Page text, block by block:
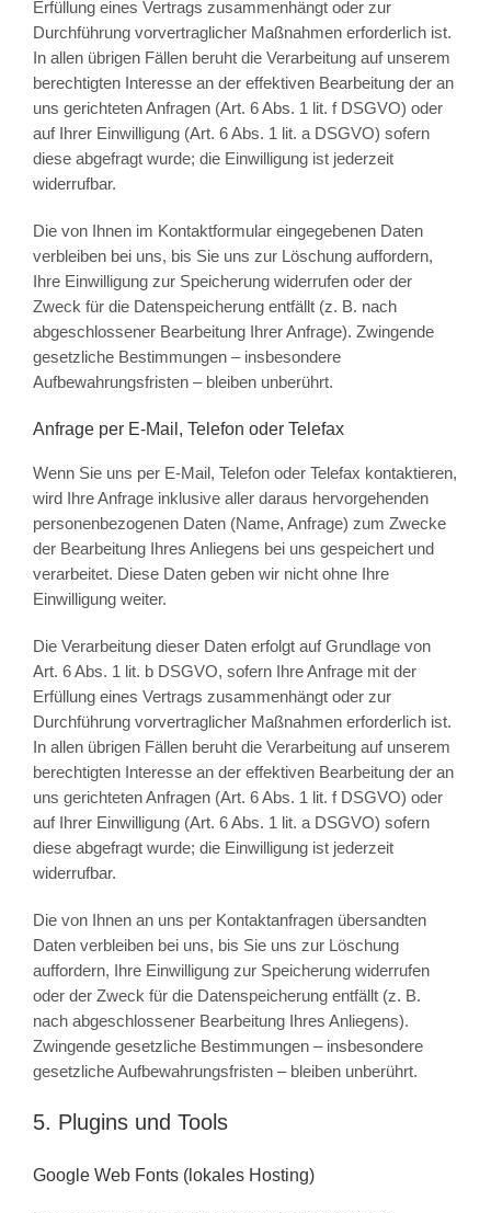
Erfüllung eines Vertrags zusammenhängt oder zur
Durchführung vorvertraglicher Maßnahmen erforderlich ist.
In allen übrigen Fällen beruht die Verarbeitung auf unserem
berechtigten Interesse an der effektiven Bearbeitung der an
uns gerichteten Anfragen (Art. 6 Abs. 1 lit. f DSGVO) oder
auf Ihrer Einwilligung (Art. 6 Abs. 1 lit. a DSGVO) sofern
diese abgefragt wurde; die Einwilligung ist jederzeit
widerrufbar.
Die von Ihnen im Kontaktformular eingegebenen Daten
verbleiben bei uns, bis Sie uns zur Löschung auffordern,
Ihre Einwilligung zur Speicherung widerrufen oder der
Zweck für die Datenspeicherung entfällt (z. B. nach
abgeschlossener Bearbeitung Ihrer Anfrage). Zwingende
gesetzliche Bestimmungen – insbesondere
Aufbewahrungsfristen – bleiben unberührt.
Anfrage per E-Mail, Telefon oder Telefax
Wenn Sie uns per E-Mail, Telefon oder Telefax kontaktieren,
wird Ihre Anfrage inklusive aller daraus hervorgehenden
personenbezogenen Daten (Name, Anfrage) zum Zwecke
der Bearbeitung Ihres Anliegens bei uns gespeichert und
verarbeitet. Diese Daten geben wir nicht ohne Ihre
Einwilligung weiter.
Die Verarbeitung dieser Daten erfolgt auf Grundlage von
Art. 6 Abs. 1 lit. b DSGVO, sofern Ihre Anfrage mit der
Erfüllung eines Vertrags zusammenhängt oder zur
Durchführung vorvertraglicher Maßnahmen erforderlich ist.
In allen übrigen Fällen beruht die Verarbeitung auf unserem
berechtigten Interesse an der effektiven Bearbeitung der an
uns gerichteten Anfragen (Art. 6 Abs. 1 lit. f DSGVO) oder
auf Ihrer Einwilligung (Art. 6 Abs. 1 lit. a DSGVO) sofern
diese abgefragt wurde; die Einwilligung ist jederzeit
widerrufbar.
Die von Ihnen an uns per Kontaktanfragen übersandten
Daten verbleiben bei uns, bis Sie uns zur Löschung
auffordern, Ihre Einwilligung zur Speicherung widerrufen
oder der Zweck für die Datenspeicherung entfällt (z. B.
nach abgeschlossener Bearbeitung Ihres Anliegens).
Zwingende gesetzliche Bestimmungen – insbesondere
gesetzliche Aufbewahrungsfristen – bleiben unberührt.
5. Plugins und Tools
Google Web Fonts (lokales Hosting)